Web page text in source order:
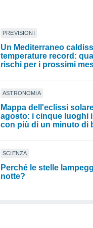
PREVISIONI
Un Mediterraneo
temperature record:
rischi per i prossimi
ASTRONOMIA
Mappa dell'eclissi
agosto: i cinque luoghi
con più di un minuto di
SCIENZA
Perché le stelle
notte?